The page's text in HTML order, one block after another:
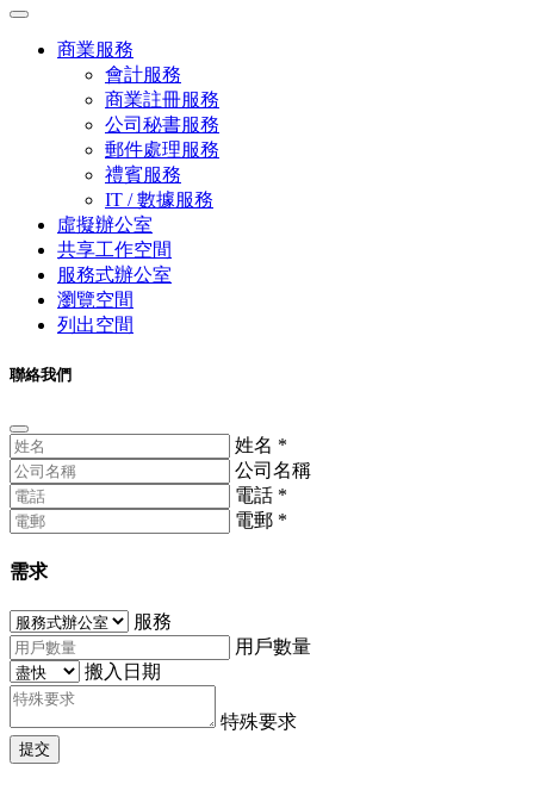
商業服務
會計服務
商業註冊服務
公司秘書服務
郵件處理服務
禮賓服務
IT / 數據服務
虛擬辦公室
共享工作空間
服務式辦公室
瀏覽空間
列出空間
聯絡我們
姓名 *
公司名稱
電話 *
電郵 *
需求
服務
用戶數量
搬入日期
特殊要求
提交